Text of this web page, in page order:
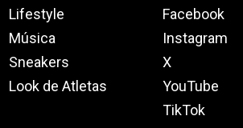
Lifestyle
Música
Sneakers
Look de Atletas
Facebook
Instagram
X
YouTube
TikTok